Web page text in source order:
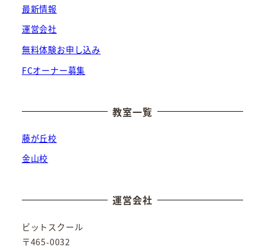
最新情報
運営会社
無料体験お申し込み
FCオーナー募集
教室一覧
藤が丘校
金山校
運営会社
ビットスクール
〒465-0032